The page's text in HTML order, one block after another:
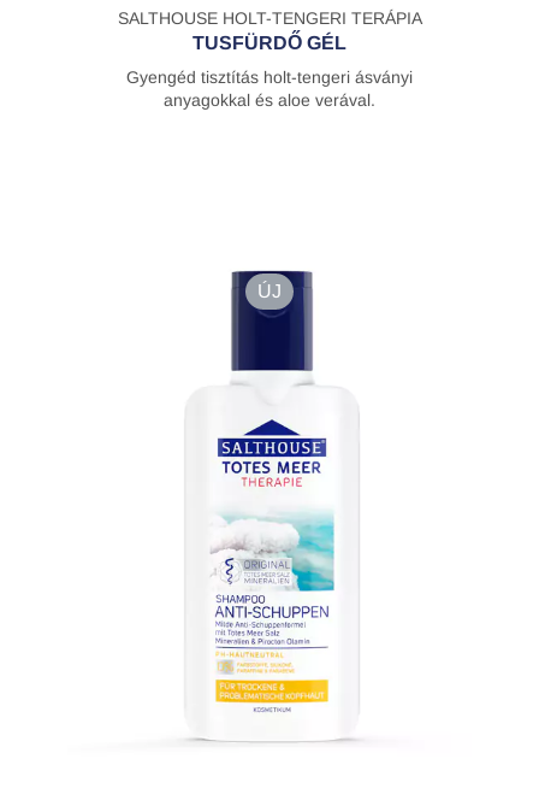
SALTHOUSE HOLT-TENGERI TERÁPIA
TUSFÜRDŐ GÉL
Gyengéd tisztítás holt-tengeri ásványi
anyagokkal és aloe verával.
ÚJ